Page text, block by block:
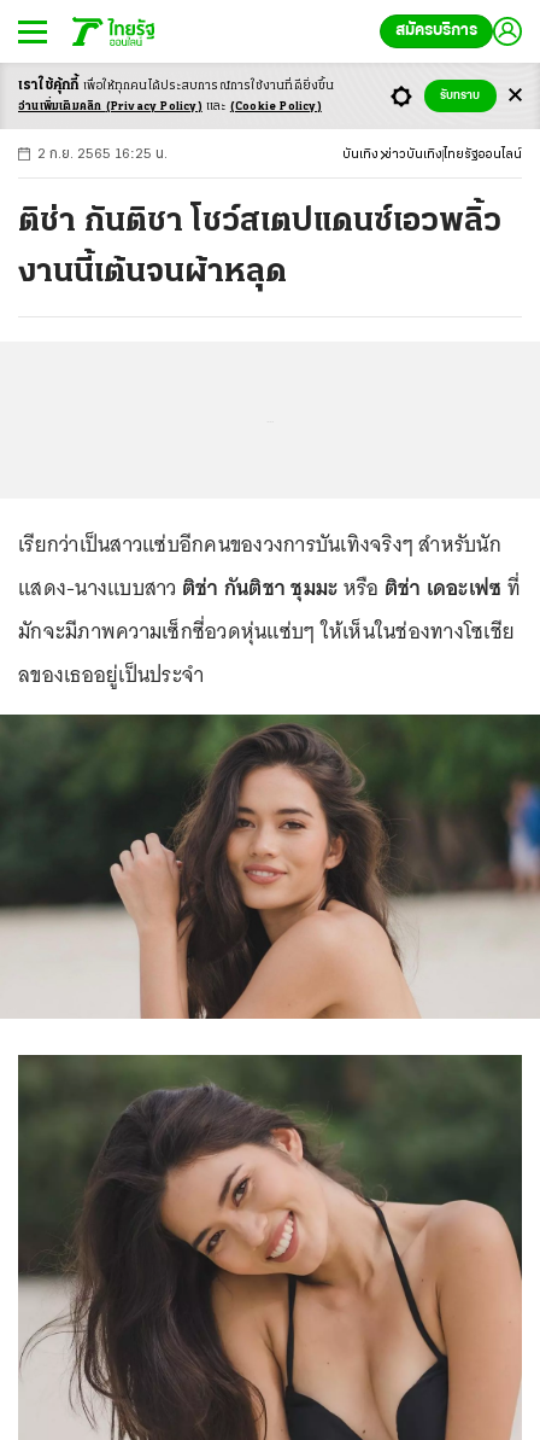
สมัครบริการ
-ก ก ก+
2 ก.ย. 2565 16:25 น. บันเทิง ข่าวบันเทิง ไทยรัฐออนไลน์
ติช่า กันติชา โชว์สเตปแดนซ์เอวพลิ้ว
งานนี้เต้นจนผ้าหลุด
เรียกว่าเป็นสาวแซ่บอีกคนของวงการบันเทิงจริงๆ สำหรับนัก
แสดง-นางแบบสาว ติช่า กันติชา ชุมมะหรือ ติช่า เดอะเฟซ ที่
มักจะมีภาพความเซ็กซี่อวดหุ่นแซ่บๆ ให้เห็นในช่องทางโซเชีย
ลของเธออยู่เป็นประจำ
เราใช้คุ้กกี้ เพื่อให้ทุกคนได้ประสบการณ์การใช้งานที่ดียิ่งขึ้น
อ่านเพิ่มเติมคลิก (Privacy Policy) และ (Cookie Policy)
รับทราบ